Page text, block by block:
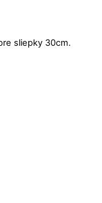
sliepky 30cm.